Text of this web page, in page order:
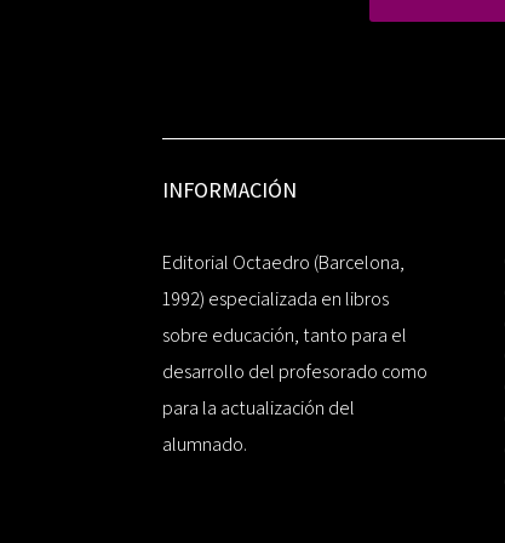
INFORMACIÓN
Editorial Octaedro (Barcelona,
1992) especializada en libros
sobre educación, tanto para el
desarrollo del profesorado como
para la actualización del
alumnado.